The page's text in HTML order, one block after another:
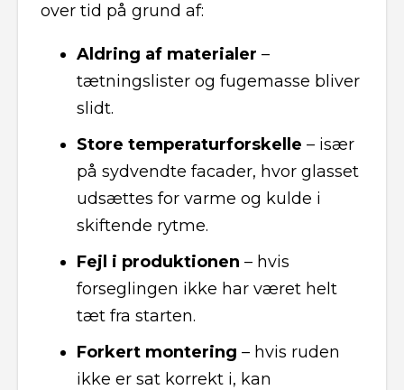
over tid på grund af:
Aldring af materialer –
tætningslister og fugemasse bliver
slidt.
Store temperaturforskelle – især
på sydvendte facader, hvor glasset
udsættes for varme og kulde i
skiftende rytme.
Fejl i produktionen – hvis
forseglingen ikke har været helt
tæt fra starten.
Forkert montering – hvis ruden
ikke er sat korrekt i, kan